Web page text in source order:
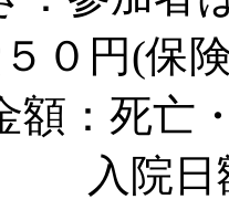
０円(保
：死亡
５、